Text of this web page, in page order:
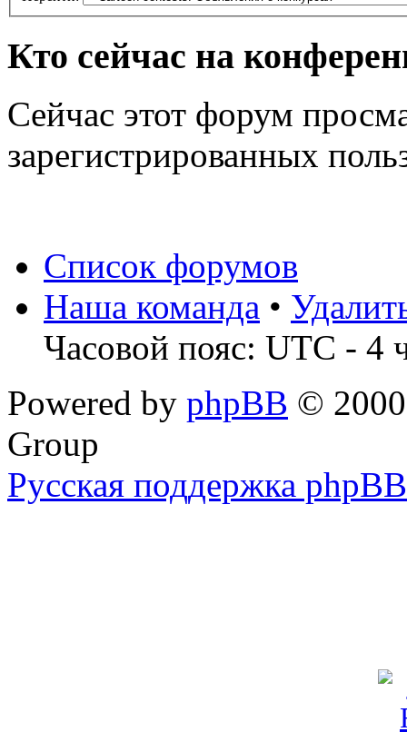
Кто сейчас на
Сейчас этот форум
зарегистрированных
Список форумов
Наша команда •
Часовой пояс: UTC - 4
Powered by phpBB ©
Group
Русская поддержка phpBB